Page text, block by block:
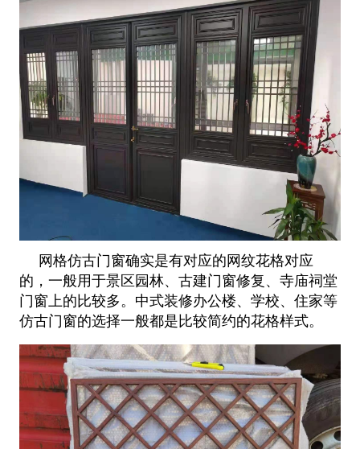
网格仿古门窗确实是有对应的网纹花格对应
的，一般用于景区园林、古建门窗修复、寺庙祠堂
门窗上的比较多。中式装修办公楼、学校、住家等
仿古门窗的选择一般都是比较简约的花格样式。